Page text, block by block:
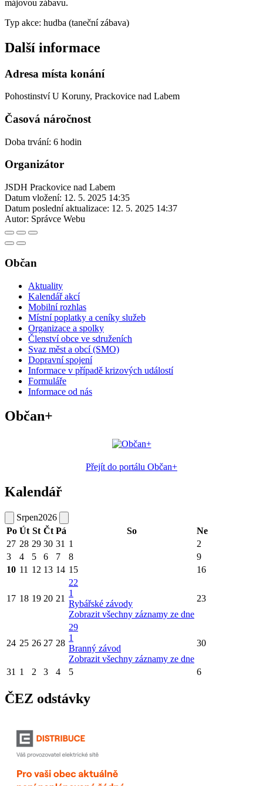
májovou zábavu.
Typ akce: hudba (taneční zábava)
Další informace
Adresa místa konání
Pohostinství U Koruny, Prackovice nad Labem
Časová náročnost
Doba trvání: 6 hodin
Organizátor
JSDH Prackovice nad Labem
Datum vložení: 12. 5. 2025 14:35
Datum poslední aktualizace: 12. 5. 2025 14:37
Autor: Správce Webu
Občan
Aktuality
Kalendář akcí
Mobilní rozhlas
Místní poplatky a ceníky služeb
Organizace a spolky
Členství obce ve sdruženích
Svaz měst a obcí (SMO)
Dopravní spojení
Informace v případě krizových událostí
Formuláře
Informace od nás
Občan+
Přejít do portálu Občan+
Kalendář
Srpen2026
Po Út St Čt Pá So
Ne
27 28 29 30 31 1
2
3
4 5 6 7 8
9
10 11 12 13 14 15 16
17 18 19 20 21
22
1
Rybářské závody
Zobrazit všechny záznamy ze dne
23
24 25 26 27 28
29
1
Branný závod
Zobrazit všechny záznamy ze dne
30
31 1 2 3 4 5 6
ČEZ odstávky